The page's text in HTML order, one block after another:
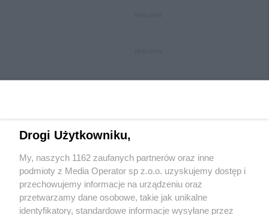
Wydawca mediówlokalnych
Drogi Użytkowniku,
My, naszych 1162 zaufanych partnerów oraz inne
podmioty z Media Operator sp z.o.o. uzyskujemy dostęp i
przechowujemy informacje na urządzeniu oraz
przetwarzamy dane osobowe, takie jak unikalne
identyfikatory, standardowe informacje wysyłane przez